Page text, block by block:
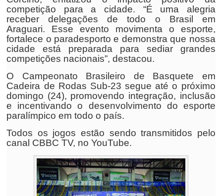
competição para a cidade. “É uma alegria
receber delegações de todo o Brasil em
Araguari. Esse evento movimenta o esporte,
fortalece o paradesporto e demonstra que nossa
cidade está preparada para sediar grandes
competições nacionais”, destacou.
O Campeonato Brasileiro de Basquete em
Cadeira de Rodas Sub-23 segue até o próximo
domingo (24), promovendo integração, inclusão
e incentivando o desenvolvimento do esporte
paralímpico em todo o país.
Todos os jogos estão sendo transmitidos pelo
canal CBBC TV, no YouTube.